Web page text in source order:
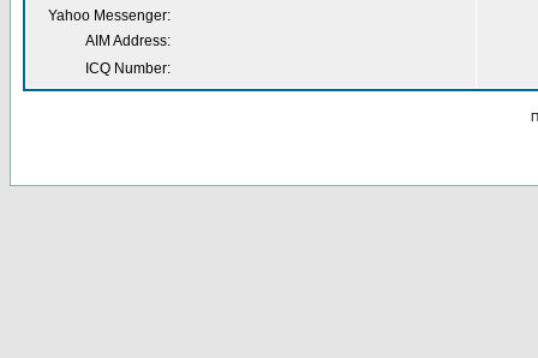
Yahoo Messenger:
AIM Address:
ICQ Number: